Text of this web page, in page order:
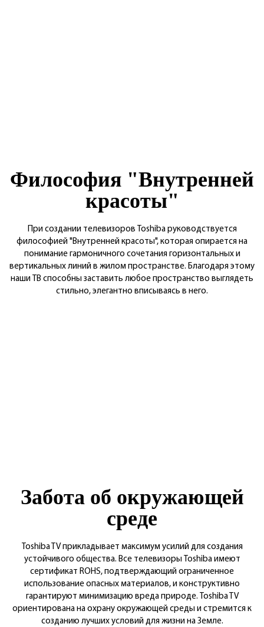
Философия "Внутренней
красоты"
При создании телевизоров Toshiba руководствуется
философией "Внутренней красоты", которая опирается на
понимание гармоничного сочетания горизонтальных и
вертикальных линий в жилом пространстве. Благодаря этому
наши ТВ способны заставить любое пространство выглядеть
стильно, элегантно вписываясь в него.
Забота об окружающей
среде
Toshiba TV прикладывает максимум усилий для создания
устойчивого общества. Все телевизоры Toshiba имеют
сертификат ROHS, подтверждающий ограниченное
использование опасных материалов, и конструктивно
гарантируют минимизацию вреда природе. Toshiba TV
ориентирована на охрану окружающей среды и стремится к
созданию лучших условий для жизни на Земле.